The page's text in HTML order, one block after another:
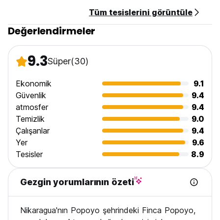
Bu tesis ön provizyon alabilir
Vergiler hariç - %15,00
Genel:
Resepsiyon hizmeti günün 24 saati açıktır
Sokağa çıkma yasağı yok.
original language)
Tüm tesislerini görüntüle
Değerlendirmeler
9.3Süper(30)
Ekonomik
9.1
Güvenlik
9.4
atmosfer
9.4
Temizlik
9.0
Çalışanlar
9.4
Yer
9.6
Tesisler
8.9
Gezgin yorumlarının özeti
Nikaragua'nın Popoyo şehrindeki Finca Popoyo,